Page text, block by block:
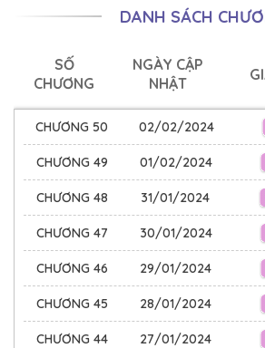
buổi tối về nhà bị làm.
“Trần Tùng, tối nay em phải làm đề
“Có thể, em cứ làm đi. Vợ ơi, mở
vào.”
Chanh rất chua, nhưng khi cắn vào
nhiều nước.
DANH SÁCH
SỐ
CHƯƠNG
NGÀY CẬP
NHẬT
CHƯƠNG 50 02/02/2024
CHƯƠNG 49 01/02/2024
CHƯƠNG 48 31/01/2024
CHƯƠNG 47 30/01/2024
CHƯƠNG 46 29/01/2024
CHƯƠNG 45 28/01/2024
CHƯƠNG 44 27/01/2024